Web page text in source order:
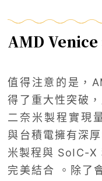
AMD Venice
值得注意的是，
得了重大性突破
二奈米製程實現
與台積電擁有深
米製程與 SoIC-X
完美結合 。除了